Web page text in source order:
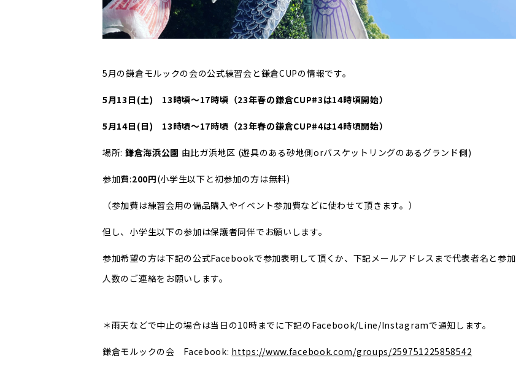
5月の鎌倉モルックの会の公式練習会と鎌倉CUPの情報です。
5月13日(土) 13時頃～17時頃（23年春の鎌倉CUP#3は14時頃開始）
5月14日(日) 13時頃～17時頃（23年春の鎌倉CUP#4は14時頃開始）
場所: 鎌倉海浜公園 由比ガ浜地区 (遊具のある砂地側orバスケットリングのあるグランド側)
参加費:200円(小学生以下と初参加の方は無料)
（参加費は練習会用の備品購入やイベント参加費などに使わせて頂きます。）
但し、小学生以下の参加は保護者同伴でお願いします。
参加希望の方は下記の公式Facebookで参加表明して頂くか、下記メールアドレスまで代表者名と参加
人数のご連絡をお願いします。
＊雨天などで中止の場合は当日の10時までに下記のFacebook/Line/Instagramで通知します。
鎌倉モルックの会 Facebook: https://www.facebook.com/groups/259751225858542